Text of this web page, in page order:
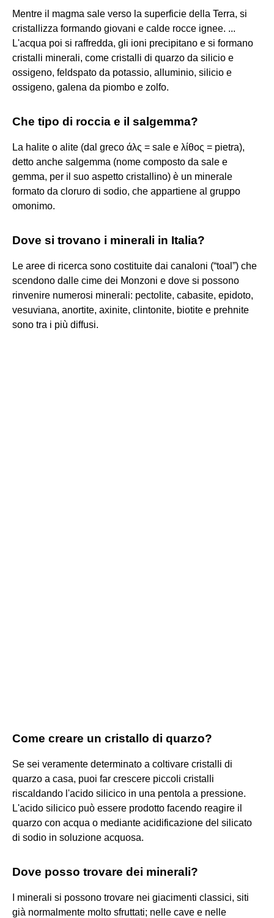
Mentre il magma sale verso la superficie della Terra, si
cristallizza formando giovani e calde rocce ignee. ...
L'acqua poi si raffredda, gli ioni precipitano e si formano
cristalli minerali, come cristalli di quarzo da silicio e
ossigeno, feldspato da potassio, alluminio, silicio e
ossigeno, galena da piombo e zolfo.
Che tipo di roccia e il salgemma?
La halite o alite (dal greco άλς = sale e λίθος = pietra),
detto anche salgemma (nome composto da sale e
gemma, per il suo aspetto cristallino) è un minerale
formato da cloruro di sodio, che appartiene al gruppo
omonimo.
Dove si trovano i minerali in Italia?
Le aree di ricerca sono costituite dai canaloni (“toal”) che
scendono dalle cime dei Monzoni e dove si possono
rinvenire numerosi minerali: pectolite, cabasite, epidoto,
vesuviana, anortite, axinite, clintonite, biotite e prehnite
sono tra i più diffusi.
Come creare un cristallo di quarzo?
Se sei veramente determinato a coltivare cristalli di
quarzo a casa, puoi far crescere piccoli cristalli
riscaldando l'acido silicico in una pentola a pressione.
L'acido silicico può essere prodotto facendo reagire il
quarzo con acqua o mediante acidificazione del silicato
di sodio in soluzione acquosa.
Dove posso trovare dei minerali?
I minerali si possono trovare nei giacimenti classici, siti
già normalmente molto sfruttati; nelle cave e nelle